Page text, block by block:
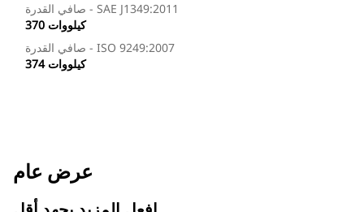
صافي القدرة - SAE J1349:2011
370 كيلووات
صافي القدرة - ISO 9249:2007
374 كيلووات
عرض عام